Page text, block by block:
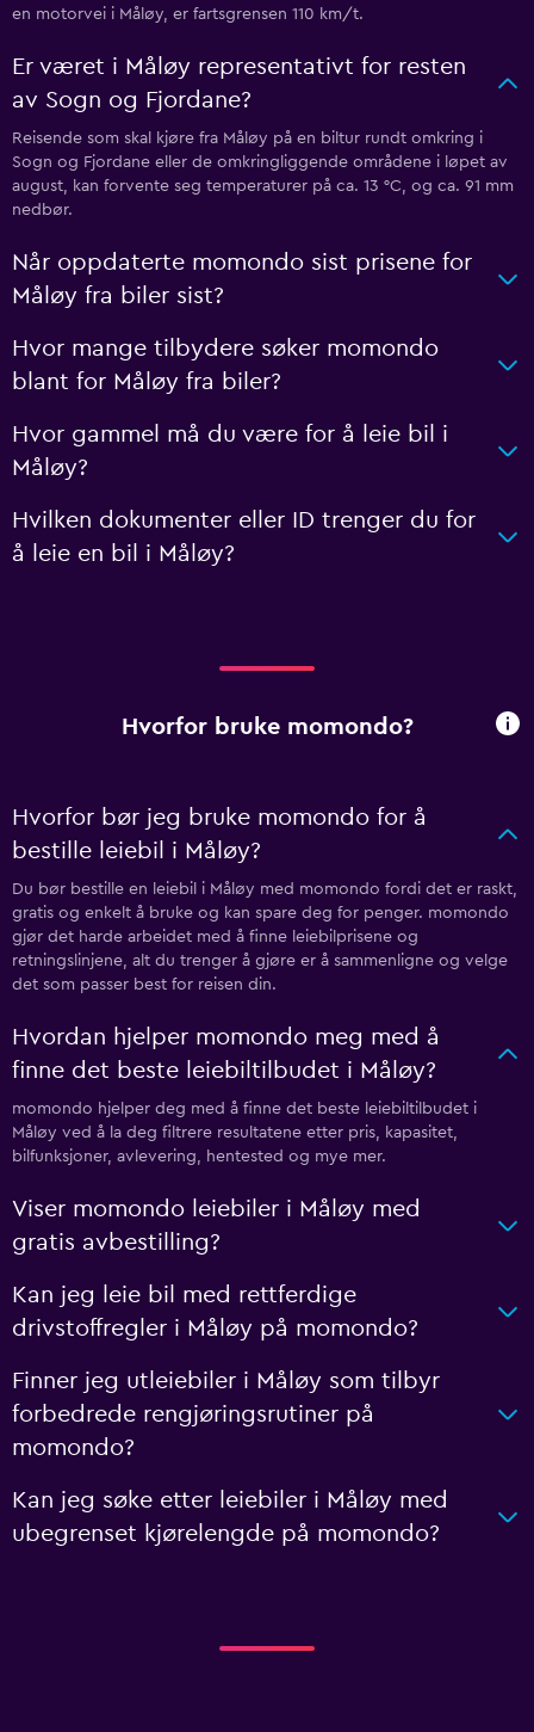
en motorvei i Måløy, er fartsgrensen 110 km/t.
Er været i Måløy representativt for resten
av Sogn og Fjordane?
Reisende som skal kjøre fra Måløy på en biltur rundt omkring i
Sogn og Fjordane eller de omkringliggende områdene i løpet av
august, kan forvente seg temperaturer på ca. 13 °C, og ca. 91 mm
nedbør.
Når oppdaterte momondo sist prisene for
Måløy fra biler sist?
Hvor mange tilbydere søker momondo
blant for Måløy fra biler?
Hvor gammel må du være for å leie bil i
Måløy?
Hvilken dokumenter eller ID trenger du for
å leie en bil i Måløy?
Hvorfor bruke momondo?
Hvorfor bør jeg bruke momondo for å
bestille leiebil i Måløy?
Du bør bestille en leiebil i Måløy med momondo fordi det er raskt,
gratis og enkelt å bruke og kan spare deg for penger. momondo
gjør det harde arbeidet med å finne leiebilprisene og
retningslinjene, alt du trenger å gjøre er å sammenligne og velge
det som passer best for reisen din.
Hvordan hjelper momondo meg med å
finne det beste leiebiltilbudet i Måløy?
momondo hjelper deg med å finne det beste leiebiltilbudet i
Måløy ved å la deg filtrere resultatene etter pris, kapasitet,
bilfunksjoner, avlevering, hentested og mye mer.
Viser momondo leiebiler i Måløy med
gratis avbestilling?
Kan jeg leie bil med rettferdige
drivstoffregler i Måløy på momondo?
Finner jeg utleiebiler i Måløy som tilbyr
forbedrede rengjøringsrutiner på
momondo?
Kan jeg søke etter leiebiler i Måløy med
ubegrenset kjørelengde på momondo?